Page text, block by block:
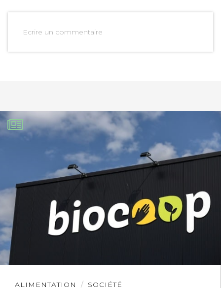
Ecrire un commentaire
ALIMENTATION SOCIÉTÉ
Lire